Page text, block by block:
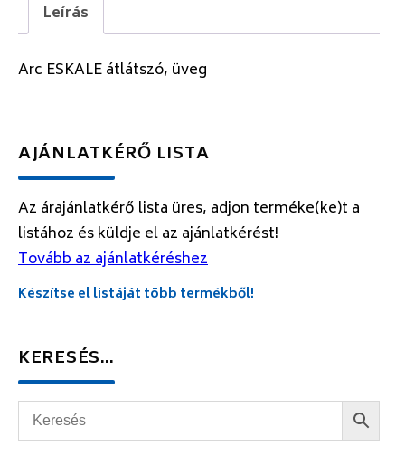
Leírás
Arc ESKALE átlátszó, üveg
AJÁNLATKÉRŐ LISTA
Az árajánlatkérő lista üres, adjon terméke(ke)t a
listához és küldje el az ajánlatkérést!
Tovább az ajánlatkéréshez
Készítse el listáját több termékből!
KERESÉS…